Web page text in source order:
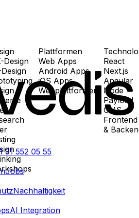
Design
Plattformen
Web Apps
Android Apps
iOS Apps
Webplattformen
React
Next.js
Angular
Node
Payload
CMS
Frontend
&
31 552 05 55
Jobs
Nachhaltigkeit
AI Integration